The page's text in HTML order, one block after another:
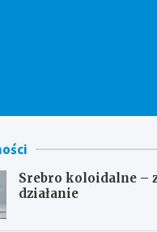
Srebro koloidalne –
działanie